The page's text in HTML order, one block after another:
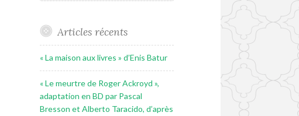
Articles récents
« La maison aux livres » d’Enis Batur
« Le meurtre de Roger Ackroyd »,
adaptation en BD par Pascal
Bresson et Alberto Taracido, d’après